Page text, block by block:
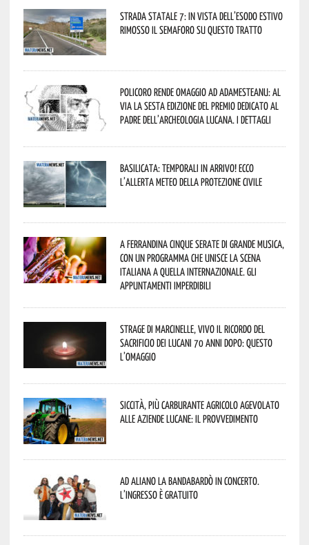
Strada statale 7: in vista dell’esodo estivo
rimosso il semaforo su questo tratto
Policoro rende omaggio ad Adamesteanu: al
via la sesta edizione del Premio dedicato al
padre dell’archeologia lucana. I dettagli
Basilicata: temporali in arrivo! Ecco
l’allerta meteo della Protezione civile
A Ferrandina cinque serate di grande musica,
con un programma che unisce la scena
italiana a quella internazionale. Gli
appuntamenti imperdibili
Strage di Marcinelle, vivo il ricordo del
sacrificio dei lucani 70 anni dopo: questo
l’omaggio
Siccità, più carburante agricolo agevolato
alle aziende lucane: il provvedimento
Ad Aliano la Bandabardò in concerto.
L’ingresso è gratuito